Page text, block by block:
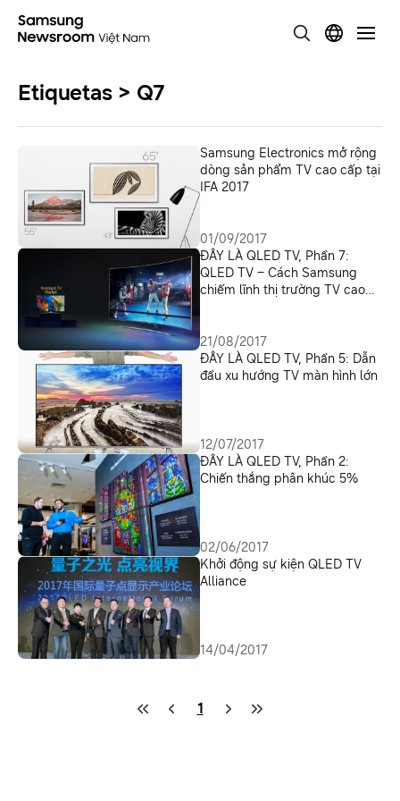
Etiquetas > Q7
Samsung Electronics mở rộng
dòng sản phẩm TV cao cấp tại
IFA 2017
01/09/2017
ĐÂY LÀ QLED TV, Phần 7:
QLED TV – Cách Samsung
chiếm lĩnh thị trường TV cao
21/08/2017
ĐÂY LÀ QLED TV, Phần 5: Dẫn
đầu xu hướng TV màn hình lớn
12/07/2017
ĐÂY LÀ QLED TV, Phần 2:
Chiến thắng phân khúc 5%
02/06/2017
Khởi động sự kiện QLED TV
Alliance
14/04/2017
1